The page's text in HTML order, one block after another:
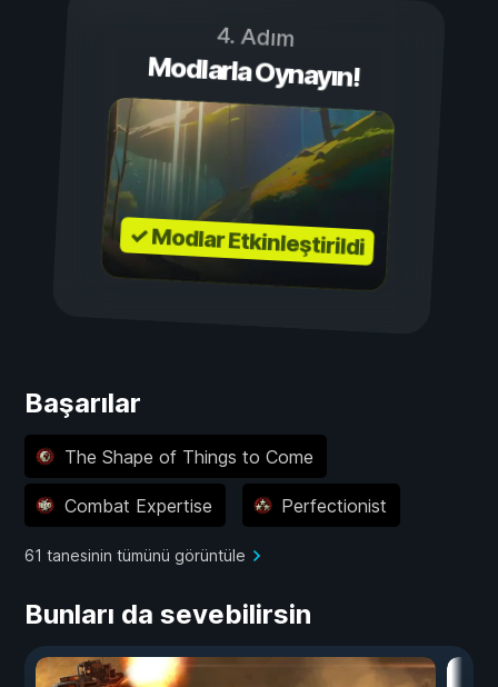
4. Adım
Modlarla Oynayın!
✓ Modlar Etkinleştirildi
Başarılar
The Shape of Things to Come
Combat Expertise Perfectionist
61 tanesinin tümünü görüntüle
Bunları da sevebilirsin